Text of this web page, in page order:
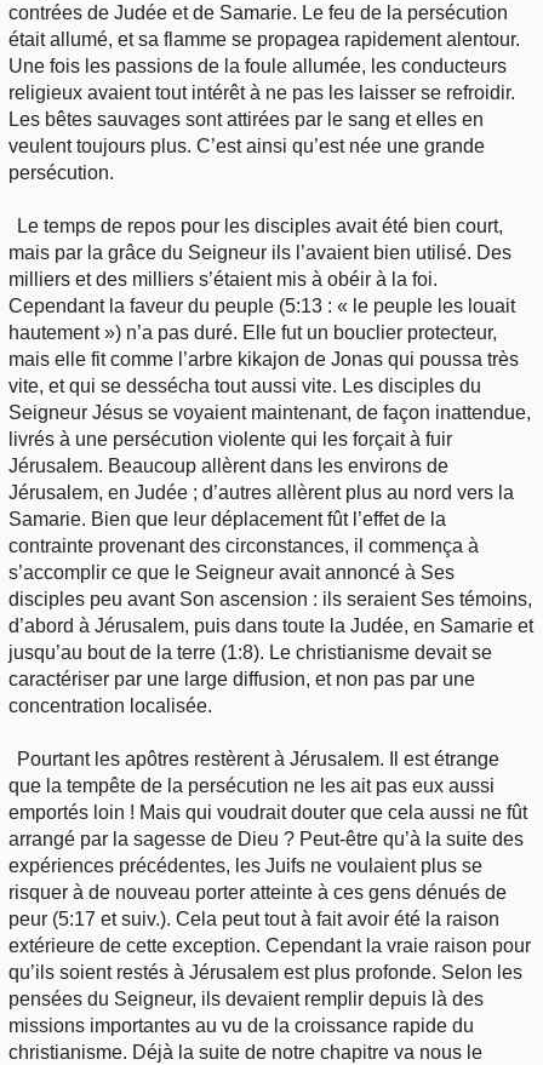
contrées de Judée et de Samarie. Le feu de la persécution
était allumé, et sa flamme se propagea rapidement alentour.
Une fois les passions de la foule allumée, les conducteurs
religieux avaient tout intérêt à ne pas les laisser se refroidir.
Les bêtes sauvages sont attirées par le sang et elles en
veulent toujours plus. C’est ainsi qu’est née une grande
persécution.
Le temps de repos pour les disciples avait été bien court,
mais par la grâce du Seigneur ils l’avaient bien utilisé. Des
milliers et des milliers s’étaient mis à obéir à la foi.
Cependant la faveur du peuple (5:13 : « le peuple les louait
hautement ») n’a pas duré. Elle fut un bouclier protecteur,
mais elle fit comme l’arbre kikajon de Jonas qui poussa très
vite, et qui se dessécha tout aussi vite. Les disciples du
Seigneur Jésus se voyaient maintenant, de façon inattendue,
livrés à une persécution violente qui les forçait à fuir
Jérusalem. Beaucoup allèrent dans les environs de
Jérusalem, en Judée ; d’autres allèrent plus au nord vers la
Samarie. Bien que leur déplacement fût l’effet de la
contrainte provenant des circonstances, il commença à
s’accomplir ce que le Seigneur avait annoncé à Ses
disciples peu avant Son ascension : ils seraient Ses témoins,
d’abord à Jérusalem, puis dans toute la Judée, en Samarie et
jusqu’au bout de la terre (1:8). Le christianisme devait se
caractériser par une large diffusion, et non pas par une
concentration localisée.
Pourtant les apôtres restèrent à Jérusalem. Il est étrange
que la tempête de la persécution ne les ait pas eux aussi
emportés loin ! Mais qui voudrait douter que cela aussi ne fût
arrangé par la sagesse de Dieu ? Peut-être qu’à la suite des
expériences précédentes, les Juifs ne voulaient plus se
risquer à de nouveau porter atteinte à ces gens dénués de
peur (5:17 et suiv.). Cela peut tout à fait avoir été la raison
extérieure de cette exception. Cependant la vraie raison pour
qu’ils soient restés à Jérusalem est plus profonde. Selon les
pensées du Seigneur, ils devaient remplir depuis là des
missions importantes au vu de la croissance rapide du
christianisme. Déjà la suite de notre chapitre va nous le